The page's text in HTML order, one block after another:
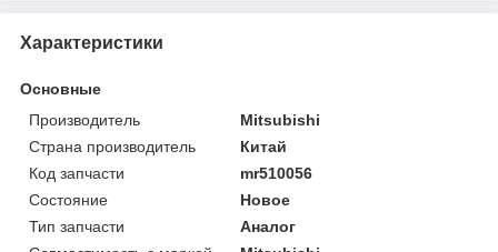
Характеристики
Основные
Производитель
Mitsubishi
Страна производитель
Китай
Код запчасти
mr510056
Состояние
Новое
Тип запчасти
Аналог